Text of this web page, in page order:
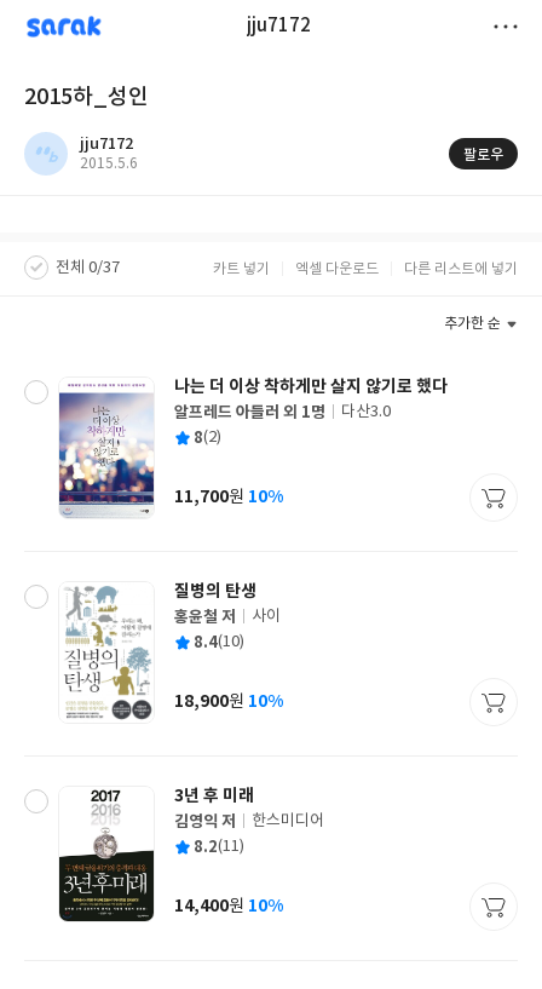
sarak jju7172
2015하_성인
jju7172
작
2015.5.6
팔로우
전체 0/37 카트 넣기 엑셀 다운로드 다른 리스트에 넣기
추가한 순
나는 더 이상 착하게만 살지 않기로 했다
글
쓴
알프레드 아들러 외 1명
출
사
다산3.0
평 8(2)
가
11,700원 10%
질병의 탄생
글
쓴
홍윤철 저
출
사
사이
평 8.4(10)
가
18,900원 10%
3년 후 미래
글
쓴
김영익 저
출
사
한스미디어
평 8.2(11)
가
14,400원 10%